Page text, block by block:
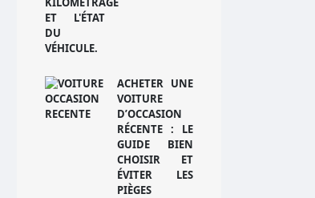
ACHETER UNE
VOITURE
D’OCCASION
RÉCENTE : LE
GUIDE BIEN
CHOISIR ET
ÉVITER LES
PIÈGES